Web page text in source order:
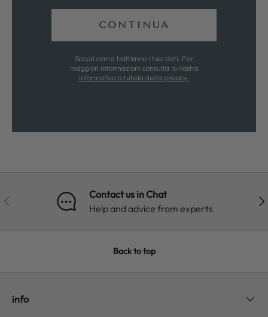
CONTINUA
Scopri come trattiamo i tuoi dati, Per
maggiori informazioni consulta la nostra
Informativa a tutela della privacy.
PREVIOUS
Contact us in Chat
Help and advice from experts
Back to top
info